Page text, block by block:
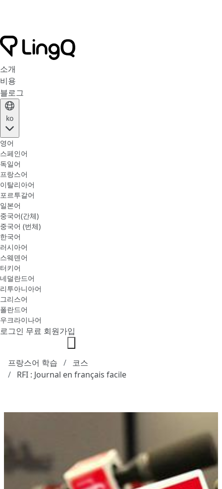
소개
비용
블로그
ko
영어
스페인어
독일어
프랑스어
이탈리아어
포르투갈어
일본어
중국어(간체)
중국어 (번체)
한국어
러시아어
스웨덴어
터키어
네덜란드어
리투아니아어
그리스어
폴란드어
우크라이나어
로그인 무료 회원가입
프랑스어 학습
코스
RFI : Journal en français facile